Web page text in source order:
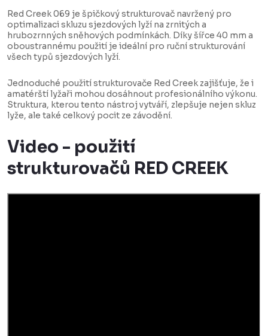
Red Creek 069 je špičkový strukturovač navržený pro
optimalizaci skluzu sjezdových lyží na zrnitých a
hrubozrnných sněhových podmínkách. Díky šířce 40 mm a
oboustrannému použití je ideální pro ruční strukturování
všech typů sjezdových lyží.
Jednoduché použití strukturovače Red Creek zajišťuje, že i
amatérští lyžaři mohou dosáhnout profesionálního výkonu.
Struktura, kterou tento nástroj vytváří, zlepšuje nejen skluz
lyže, ale také celkový pocit ze závodění.
Video - použití
strukturovačů RED CREEK